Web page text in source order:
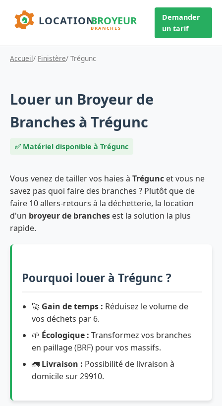
Demander
un tarif
Accueil/ Finistère/ Trégunc
Louer un Broyeur de
Branches à Trégunc
✅ Matériel disponible à Trégunc
Vous venez de tailler vos haies à Trégunc et vous ne
savez pas quoi faire des branches ? Plutôt que de
faire 10 allers-retours à la déchetterie, la location
d'un broyeur de branches est la solution la plus
rapide.
Pourquoi louer à Trégunc ?
🚀 Gain de temps : Réduisez le volume de
vos déchets par 6.
🌱 Écologique : Transformez vos branches
en paillage (BRF) pour vos massifs.
🚛 Livraison : Possibilité de livraison à
domicile sur 29910.